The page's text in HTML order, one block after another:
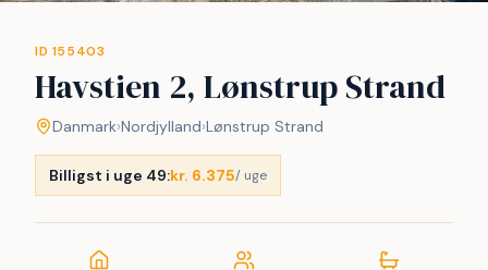
ID 155403
Havstien 2, Lønstrup Strand
Danmark›Nordjylland›Lønstrup Strand
Billigst i uge 49:kr. 6.375/ uge